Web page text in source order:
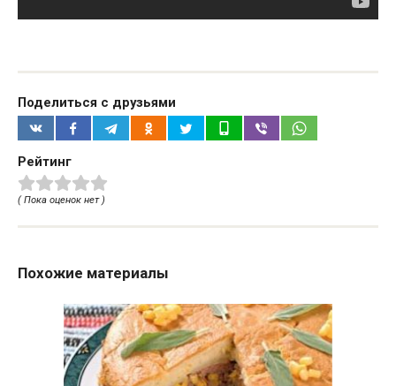
Поделиться с друзьями
Рейтинг
( Пока оценок нет )
Похожие материалы